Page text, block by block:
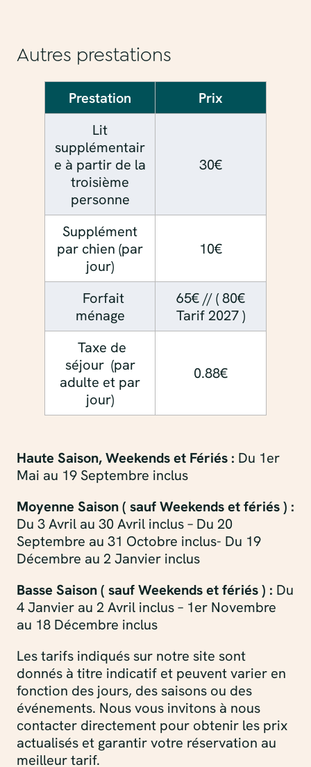
Autres prestations
Prestation
Prix
Lit
supplémentair
e à partir de la
troisième
personne
30€
Supplément
par chien (par
jour)
10€
Forfait
ménage
65€ // ( 80€
Tarif 2027 )
Taxe de
séjour (par
adulte et par
jour)
0.88€
Haute Saison, Weekends et Fériés : Du 1er
Mai au 19 Septembre inclus
Moyenne Saison ( sauf Weekends et fériés ) :
Du 3 Avril au 30 Avril inclus – Du 20
Septembre au 31 Octobre inclus- Du 19
Décembre au 2 Janvier inclus
Basse Saison ( sauf Weekends et fériés ) : Du
4 Janvier au 2 Avril inclus – 1er Novembre
au 18 Décembre inclus
Les tarifs indiqués sur notre site sont
donnés à titre indicatif et peuvent varier en
fonction des jours, des saisons ou des
événements. Nous vous invitons à nous
contacter directement pour obtenir les prix
actualisés et garantir votre réservation au
meilleur tarif.